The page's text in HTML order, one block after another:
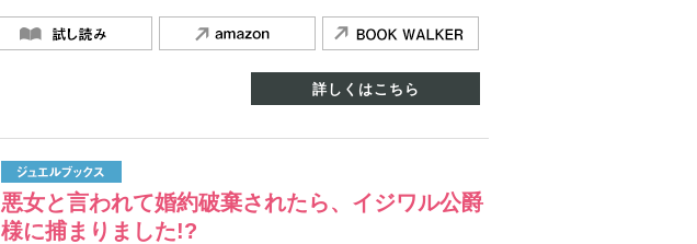
詳しくはこちら
悪女と言われて婚約破棄されたら、イジワル公爵
様に捕まりました!?